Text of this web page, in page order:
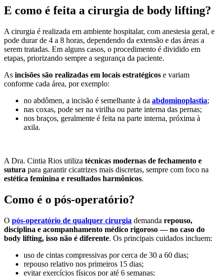
E como é feita a cirurgia de body lifting?
A cirurgia é realizada em ambiente hospitalar, com anestesia geral, e
pode durar de 4 a 8 horas, dependendo da extensão e das áreas a
serem tratadas. Em alguns casos, o procedimento é dividido em
etapas, priorizando sempre a segurança da paciente.
As incisões são realizadas em locais estratégicos e variam
conforme cada área, por exemplo:
no abdômen, a incisão é semelhante à da abdominoplastia;
nas coxas, pode ser na virilha ou parte interna das pernas;
nos braços, geralmente é feita na parte interna, próxima à
axila.
A Dra. Cintia Rios utiliza técnicas modernas de fechamento e
sutura para garantir cicatrizes mais discretas, sempre com foco na
estética feminina e resultados harmônicos.
Como é o pós-operatório?
O pós-operatório de qualquer cirurgia demanda repouso,
disciplina e acompanhamento médico rigoroso — no caso do
body lifting, isso não é diferente. Os principais cuidados incluem:
uso de cintas compressivas por cerca de 30 a 60 dias;
repouso relativo nos primeiros 15 dias;
evitar exercícios físicos por até 6 semanas;